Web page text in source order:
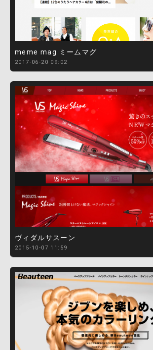
meme mag ミームマグ
2017-06-20 09:02
ヴィダルサスーン
2015-10-07 11:59